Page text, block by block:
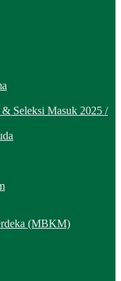
Seleksi Masuk 2025 /
(MBKM)